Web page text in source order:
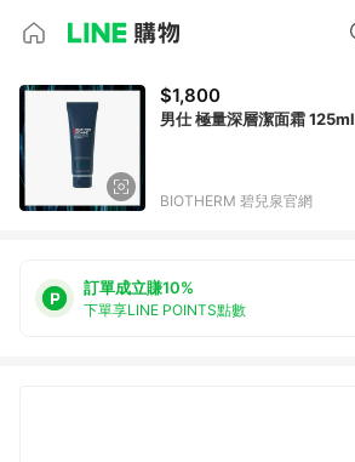
$1,800
男仕 極量深層潔面霜 125ml
BIOTHERM 碧兒泉官網
訂單成立賺10%
下單享LINE POINTS點數